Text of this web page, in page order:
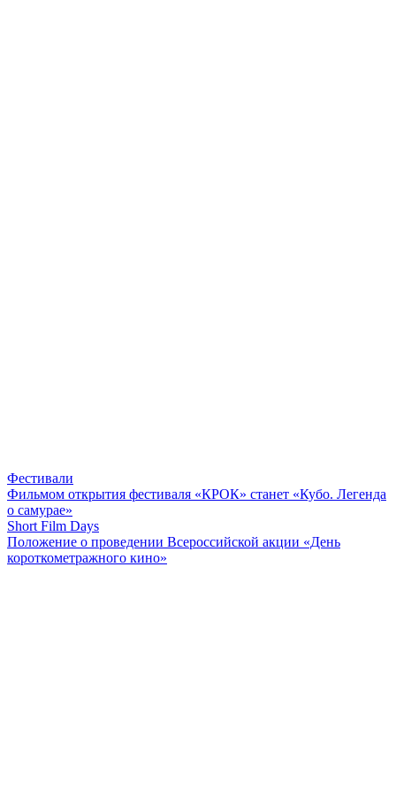
Фестивали
Фильмом открытия фестиваля «КРОК» станет «Кубо. Легенда
о самурае»
Short Film Days
Положение о проведении Всероссийской акции «День
короткометражного кино»